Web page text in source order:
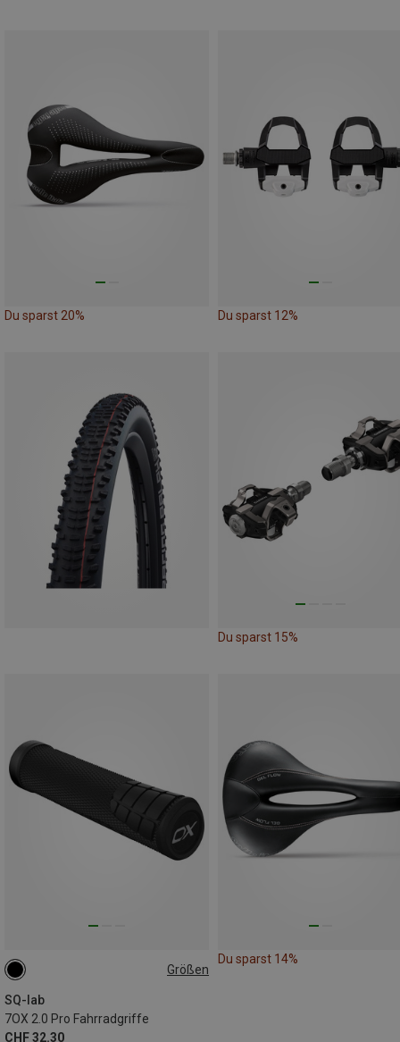
Du sparst 20% Du sparst 12%
Du sparst 15%
Größen
SQ-lab
7OX 2.0 Pro Fahrradgriffe
CHF 32.30
LARGE MEDIUM
Du sparst 14%